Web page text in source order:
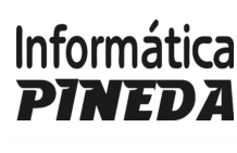
Saltar
al
contenido